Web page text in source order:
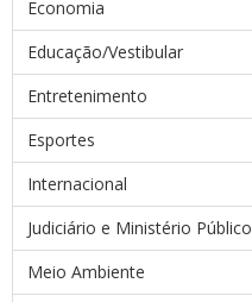
Economia
Educação/Vestibular
Entretenimento
Esportes
Internacional
Judiciário e Ministério Público
Meio Ambiente